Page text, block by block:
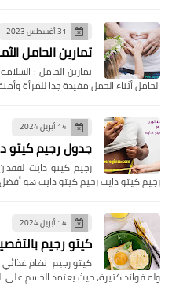
31 أغسطس 2023
تمارين الحامل
تمارين الحامل :
الحامل أثناء الحمل مفيدة جدا للمرأة
14 أبريل 2024
جدول رجيم كيتو
رجيم كيتو دايت
رجيم كيتو دايت رجيم كيتو دايت هو أفضل
14 أبريل 2024
كيتو رجيم
كيتو رجيم نظام
وله فوائد كثيرة، حيث يعتمد الجسم